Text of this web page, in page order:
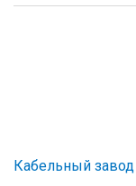
Кабельный